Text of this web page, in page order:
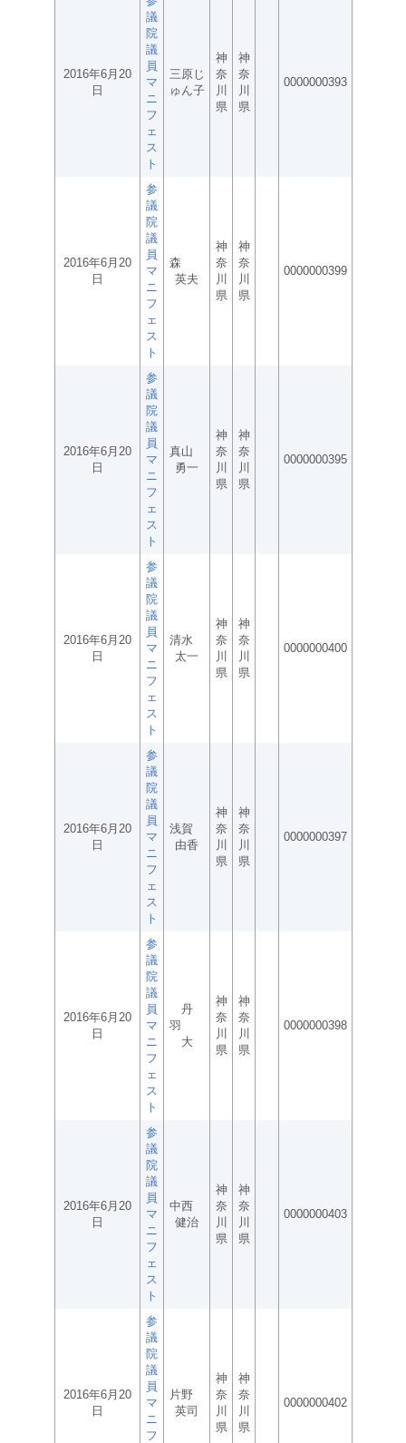
2016年6月20
日
議
院
議
員
マ
ニ
フ
ェ
ス
ト
三原じ
ゅん子
神
奈
川
県
神
奈
川
県
0000000393
2016年6月20
日
参
議
院
議
員
マ
ニ
フ
ェ
ス
ト
森
英夫
神
奈
川
県
神
奈
川
県
0000000399
2016年6月20
日
参
議
院
議
員
マ
ニ
フ
ェ
ス
ト
真山
勇一
神
奈
川
県
神
奈
川
県
0000000395
2016年6月20
日
参
議
院
議
員
マ
ニ
フ
ェ
ス
ト
清水
太一
神
奈
川
県
神
奈
川
県
0000000400
2016年6月20
日
参
議
院
議
員
マ
ニ
フ
ェ
ス
ト
浅賀
由香
神
奈
川
県
神
奈
川
県
0000000397
2016年6月20
日
参
議
院
議
員
マ
ニ
フ
ェ
ス
ト
丹
羽
大
神
奈
川
県
神
奈
川
県
0000000398
2016年6月20
日
参
議
院
議
員
マ
ニ
フ
ェ
ス
ト
中西
健治
神
奈
川
県
神
奈
川
県
0000000403
2016年6月20
日
参
議
院
議
員
マ
ニ
フ
片野
英司
神
奈
川
県
神
奈
川
県
0000000402